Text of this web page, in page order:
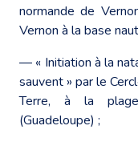
normande de
Vernon à la base
― « Initiation à la
sauvent » par le
Terre, à la
(Guadeloupe) ;